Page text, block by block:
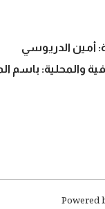
أمين الدريوسي
والمحلية: باسم